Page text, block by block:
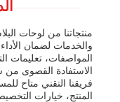
والخدمات لضمان
المواصفات، تعليمات
الاستفادة القصوى من
فريقنا التقني متاح
المنتج، خيارات